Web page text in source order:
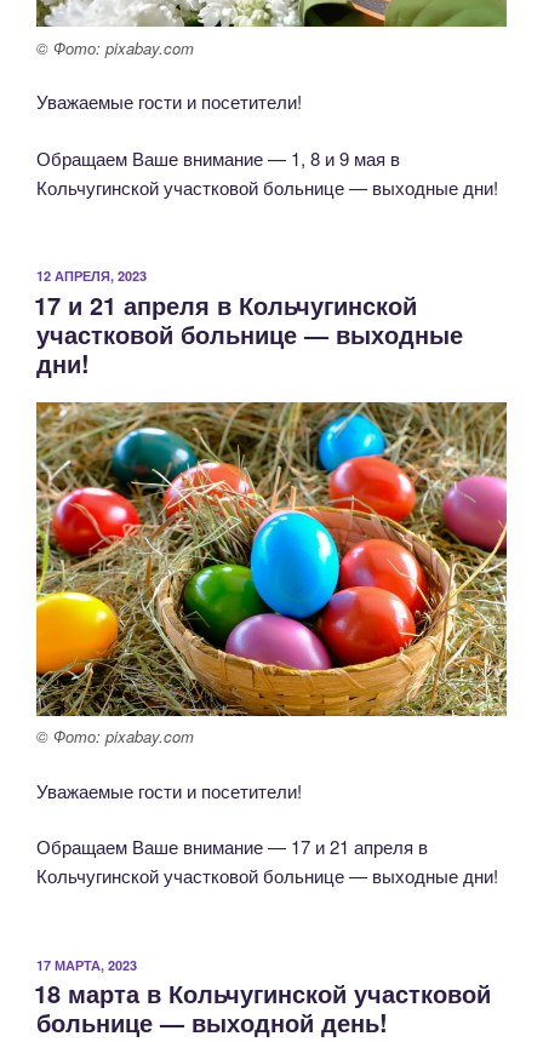
© Фото: pixabay.com
Уважаемые гости и посетители!
Обращаем Ваше внимание — 1, 8 и 9 мая в
Кольчугинской участковой больнице — выходные дни!
ОПУБЛИКОВАНО
12 АПРЕЛЯ, 2023
17 и 21 апреля в Кольчугинской
участковой больнице — выходные
дни!
© Фото: pixabay.com
Уважаемые гости и посетители!
Обращаем Ваше внимание — 17 и 21 апреля в
Кольчугинской участковой больнице — выходные дни!
ОПУБЛИКОВАНО
17 МАРТА, 2023
18 марта в Кольчугинской участковой
больнице — выходной день!